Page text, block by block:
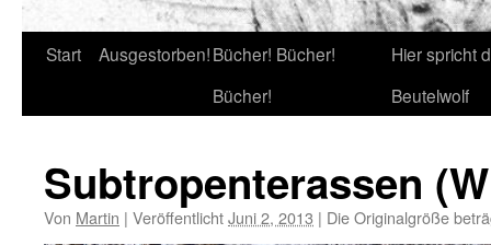
Start Ausgestorben!Bücher! Bücher!
Bücher!
Hier spricht
Beutelwolf
Subtropenterassen
Von Martin | VeröffentlichtJuni 2, 2013 | Die Originalgröße